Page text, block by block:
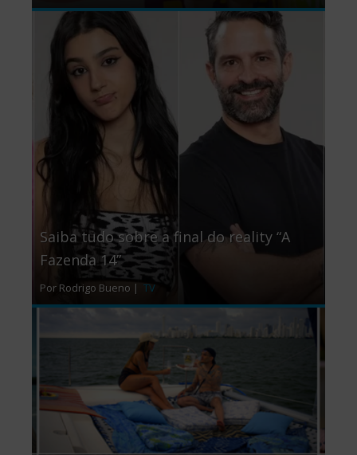
Saiba tudo sobre a final do reality “A
Fazenda 14”
Por Rodrigo Bueno | TV